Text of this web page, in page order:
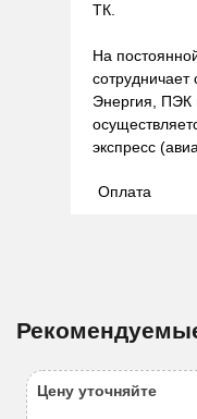
ТК.
На
Энергия,
экспресс
Оплата
Цену уточняйте